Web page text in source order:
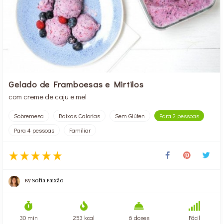
Gelado de Framboesas e Mirtilos
com creme de caju e mel
Sobremesa Baixas Calorias Sem Glúten
Para 2 pessoas
Para 4 pessoas
Familiar
BySofia Paixão
30 min 253 kcal 6 doses Fácil